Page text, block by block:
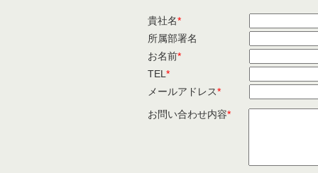
貴社名*
所属部署名
お名前*
TEL *
メールアドレス*
お問い合わせ内容*